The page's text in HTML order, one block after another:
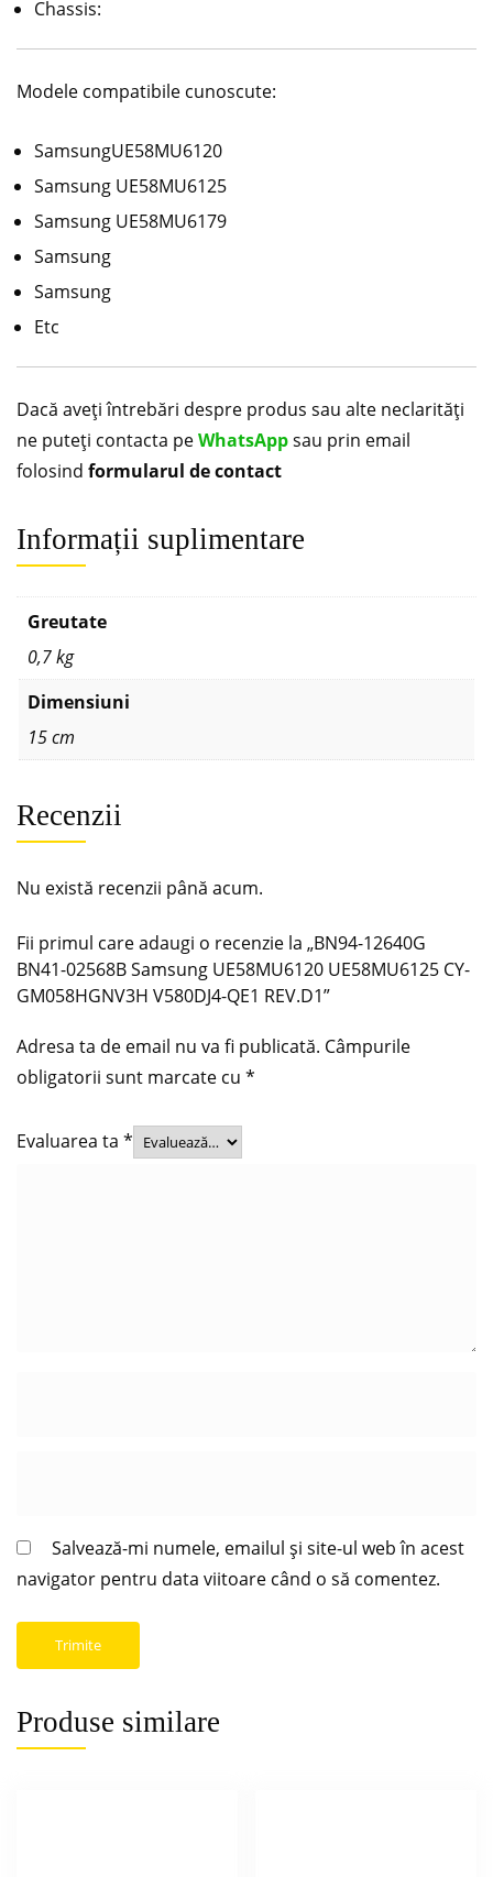
Chassis:
Modele compatibile cunoscute:
SamsungUE58MU6120
Samsung UE58MU6125
Samsung UE58MU6179
Samsung
Samsung
Etc
Dacă aveți întrebări despre produs sau alte neclarități
ne puteți contacta peWhatsAppsau prin email
folosind formularul de contact
Informații suplimentare
Greutate
0,7 kg
Dimensiuni
15 cm
Recenzii
Nu există recenzii până acum.
Fii primul care adaugi o recenzie la „BN94-12640G
BN41-02568B Samsung UE58MU6120 UE58MU6125 CY-
GM058HGNV3H V580DJ4-QE1 REV.D1”
Adresa ta de email nu va fi publicată. Câmpurile
obligatorii sunt marcate cu *
Evaluarea ta *
Salvează-mi numele, emailul și site-ul web în acest
navigator pentru data viitoare când o să comentez.
Produse similare